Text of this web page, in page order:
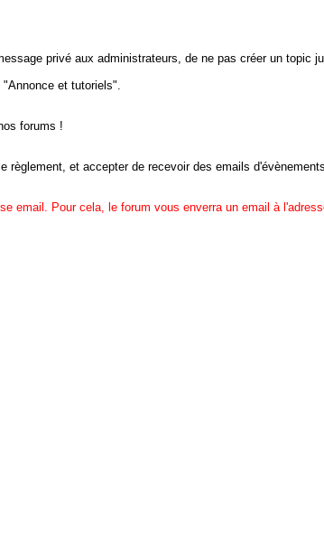
privé aux administrateurs, de ne pas créer un topic
et tutoriels".
forums !
et accepter de recevoir des emails
email. Pour cela, le forum vous enverra un email à